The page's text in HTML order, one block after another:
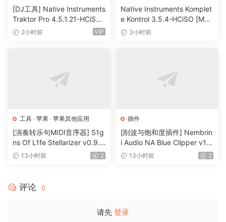
[DJ工具] Native Instruments
Traktor Pro 4.5.1.21-HCiSO
[MacOSX]（402.83MB）
2小时前 VIP
拟乐器
Native Instruments Komplet
e Kontrol 3.5.4-HCiSO [Mac
OSX]（ 823.17MB）
3小时前
工具 · 苹果 · 苹果其他应用
[演奏转乐句MIDI音序器] S1g
ns Of L1fe Stellarizer v0.9.1
BETA-ARCADiA [WiN, MacO
13小时前 2
插件
[削波与饱和度插件] Nembrin
i Audio NA Blue Clipper v1.
0.1 Incl Keygen-R2R [WiN]
13小时前 2
评论 0
请先 登录